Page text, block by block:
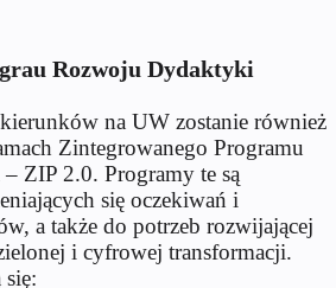
Rozwoju Dydaktyki
na UW zostanie również
Zintegrowanego Programu
ZIP 2.0. Programy te są
się oczekiwań i
a także do potrzeb rozwijającej
i cyfrowej transformacji.